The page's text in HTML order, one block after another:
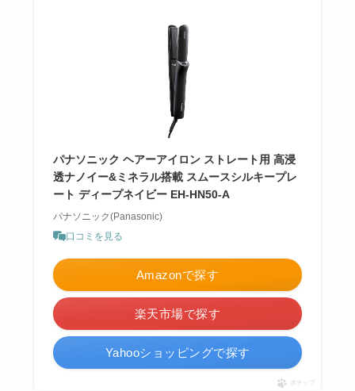
パナソニック ヘアーアイロン ストレート用 高浸
透ナノイー&ミネラル搭載 スムースシルキープレ
ート ディープネイビー EH-HN50-A
パナソニック(Panasonic)
口コミを見る
Amazonで探す
楽天市場で探す
Yahooショッピングで探す
ポチップ